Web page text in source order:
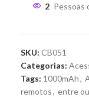
2 Pessoas
SKU: CB051
Categorias:
Tags: 1000mAh,
remotos, entre